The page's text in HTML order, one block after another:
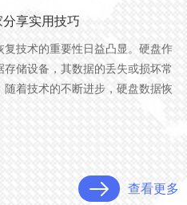
享实用技巧
技术的重要性日益凸显。硬盘作
储设备，其数据的丢失或损坏常
着技术的不断进步，硬盘数据恢
查看更多